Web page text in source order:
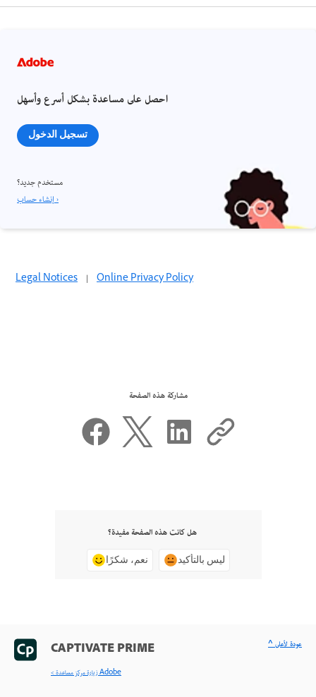
احصل على مساعدة بشكل أسرع وأسهل
تسجيل الدخول
مستخدم جديد؟
إنشاء حساب ›
Legal Notices | Online Privacy Policy
مشاركة هذه الصفحة
هل كانت هذه الصفحة مفيدة؟
نعم، شكرًا ليس بالتأكيد
CAPTIVATE PRIME
< زيارة مركز مساعدة Adobe
^ عودة لأعلى